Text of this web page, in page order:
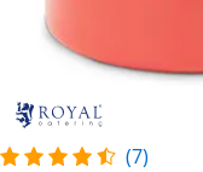
(7)